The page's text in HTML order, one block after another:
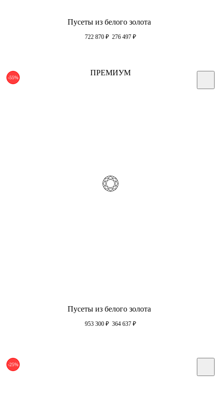
Пусеты из белого золота
722 870 ₽ 276 497 ₽
-55%
ПРЕМИУМ
Пусеты из белого золота
953 300 ₽ 364 637 ₽
-25%